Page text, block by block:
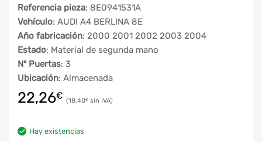
Referencia pieza: 8E0941531A
Vehículo: AUDI A4 BERLINA 8E
Año fabricación: 2000 2001 2002 2003 2004
Estado: Material de segunda mano
Nº Puertas: 3
Ubicación: Almacenada
22,26€ 18,40€
Hay existencias